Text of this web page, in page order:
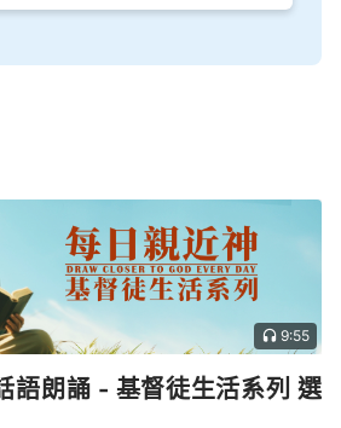
9:55
語朗誦 - 基督徒生活系列 選